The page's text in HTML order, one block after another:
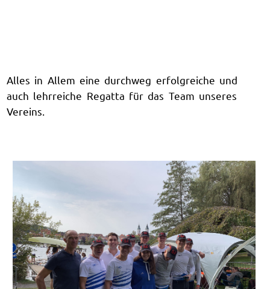
Alles in Allem eine durchweg erfolgreiche und
auch lehrreiche Regatta für das Team unseres
Vereins.